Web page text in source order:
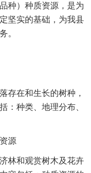
种）种质资源，是为
坚实的基础，为我县
。
存在和生长的树种，
：种类、地理分布、
源
林和观赏树木及花卉